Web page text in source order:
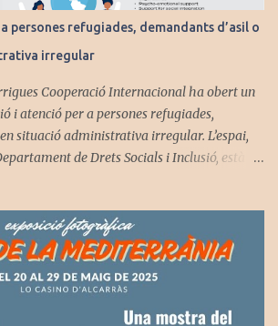
persones refugiades, demandants d’asil o
irregular
Cooperació Internacional ha obert un
i atenció per a persones refugiades,
situació administrativa irregular. L’espai,
de Drets Socials i Inclusió, està
treballa en aquest camp, ja que ho va fer
procedents de Colòmbia. “Es tracta d’un
poden rebre atenció jurídica,
laboral i formativa, suport a la
de l’autonomia personal”, explica